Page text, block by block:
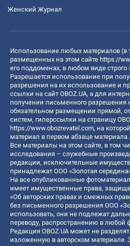
Женский Журнал
Использование любых материалов (в
размещенных на этом сайте https://
его поддоменах, в любом виде строго
Разрешается использование при
разрешения на их использование и
ссылки на сайт OBOZ.UA, а для
получении письменного разрешения
обязательном размещении прямой,
систем, гиперссылки на страницу
https://www.obozrevatel.com, на
материал в первом абзаце материала.
Все материалы на этом сайте, в том
исследования – служебные
редакции, исключительные
принадлежат ООО «Золотая
На все опубликованные
имеет имущественные права,
«Об авторских правах и смежных
без письменного разрешения ООО
использовать, они не подлежат
переводу, распространению в любой
Редакция OBOZ.UA может не
изложенную в авторском материале.